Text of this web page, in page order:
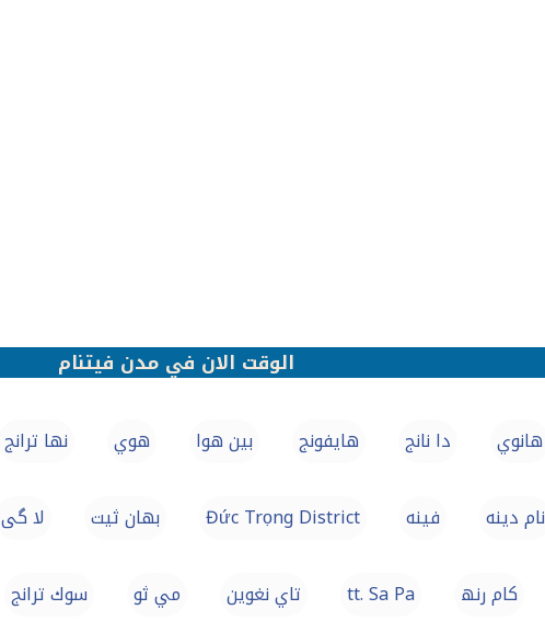
الوقت الان في مدن فيتنام
هانوي دا نانج هايفونج بين هوا هوي نها ترانج
نام دينه فينه Đức Trọng District بهان ثيت لا گی
کام رنھ tt. Sa Pa تاي نغوين مي ثو سوك ترانج